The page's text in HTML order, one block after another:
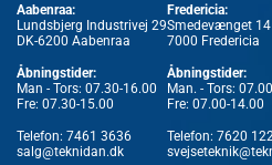
Aabenraa:
Lundsbjerg Industrivej 29
DK-6200 Aabenraa
Åbningstider:
Man - Tors: 07.30-16.00
Fre: 07.30-15.00
Telefon: 7461 3636
salg@teknidan.dk
Fredericia:
Smedevænget 14
7000 Fredericia
Åbningstider:
Man. - Tors:
Fre: 07.00-14.00
Telefon: 7620